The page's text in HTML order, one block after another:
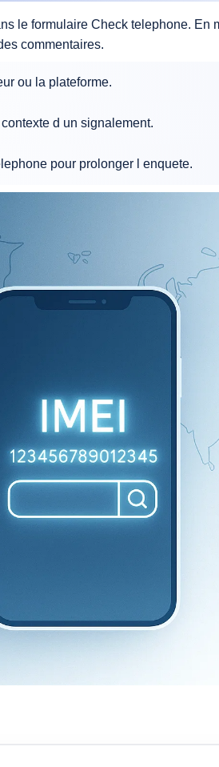
le formulaire Check telephone. En
commentaires.
ou la plateforme.
d un signalement.
pour prolonger l enquete.